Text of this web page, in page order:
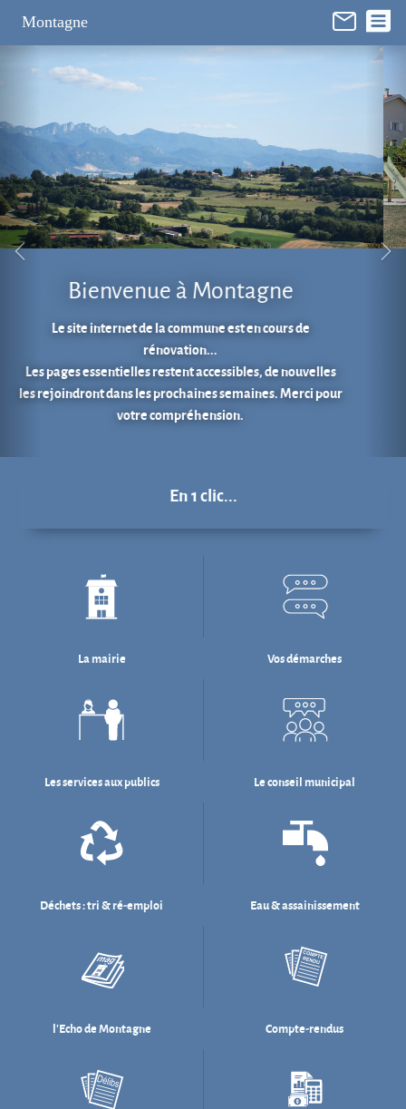
Montagne
Aire de jeux au cœur du village.
En 1 clic...
La mairie Vos démarches
Les services aux publics Le conseil municipal
Déchets : tri & ré-emploi Eau & assainissement
l'Echo de Montagne Compte-rendus
Délibérations Budget